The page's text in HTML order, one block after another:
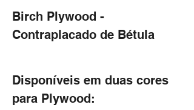
Birch Plywood -
Contraplacado de Bétula
Disponíveis em duas cores
para Plywood: